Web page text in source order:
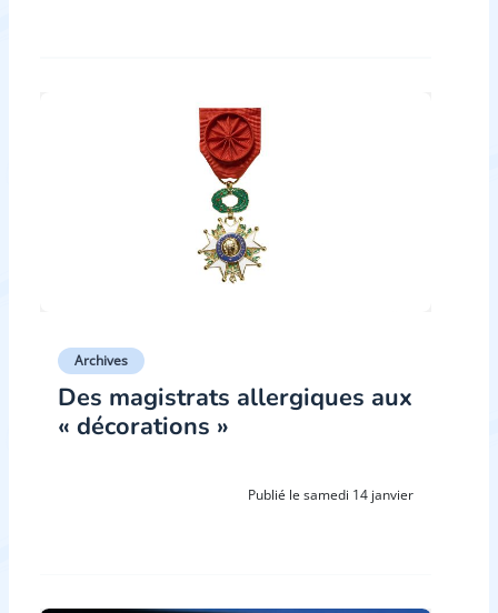
Archives
Des magistrats allergiques aux
« décorations »
Publié le samedi 14 janvier